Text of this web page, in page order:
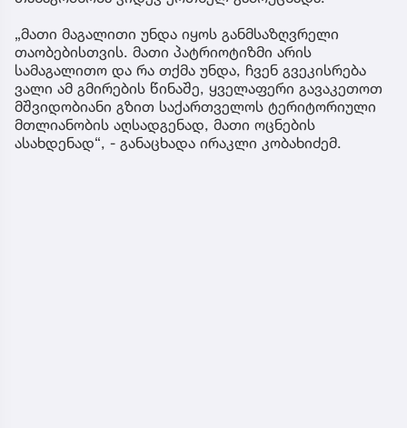
„მათი მაგალითი უნდა იყოს განმსაზღვრელი
თაობებისთვის. მათი პატრიოტიზმი არის
სამაგალითო და რა თქმა უნდა, ჩვენ გვეკისრება
ვალი ამ გმირების წინაშე, ყველაფერი გავაკეთოთ
მშვიდობიანი გზით საქართველოს ტერიტორიული
მთლიანობის აღსადგენად, მათი ოცნების
ასახდენად“, - განაცხადა ირაკლი კობახიძემ.